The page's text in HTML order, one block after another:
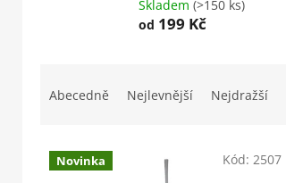
Skladem (>150 ks)
od 199 Kč
n
Abecedně Nejlevnější Nejdražší
V Novinka Kód: 2507